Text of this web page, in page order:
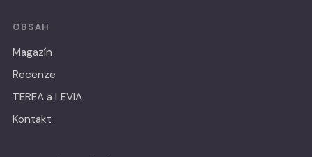
OBSAH
Magazín
Recenze
TEREA a LEVIA
Kontakt